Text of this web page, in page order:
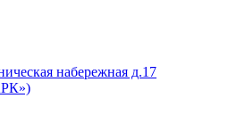
набережная д.17